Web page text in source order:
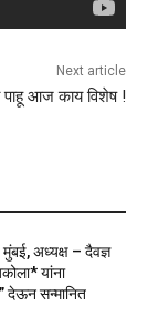
Next article
पाहू आज काय विशेष !
अध्यक्ष – दैवज्ञ
यांना
सन्मानित